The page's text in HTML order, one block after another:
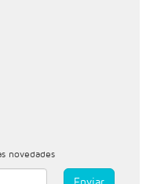
novedades